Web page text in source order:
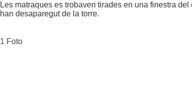
Les matraques es trobaven tirades en una finestra
han desaparegut de la torre.
1 Foto